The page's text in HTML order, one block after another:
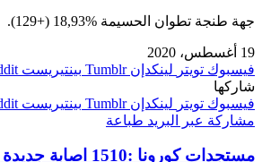
جهة طنجة تطوان الحسيمة %18,93 (+129).
19 أغسطس، 2020
فيسبوك تويتر لينكدإن بينتيريست
شاركها
فيسبوك تويتر لينكدإن بينتيريست
مشاركة عبر البريد طباعة
مستجدات كورونا :1510 اصابة جديدة و 29 حالة وفاة